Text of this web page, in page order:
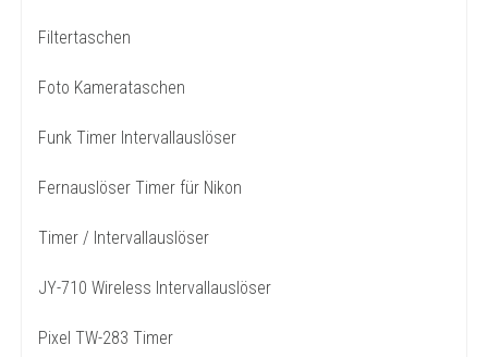
Filtertaschen
Foto Kamerataschen
Funk Timer Intervallauslöser
Fernauslöser Timer für Nikon
Timer / Intervallauslöser
JY-710 Wireless Intervallauslöser
Pixel TW-283 Timer